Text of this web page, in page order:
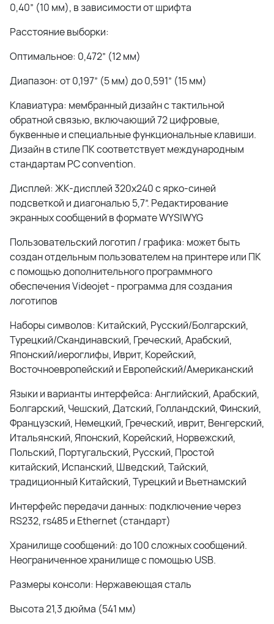
0,40” (10 мм), в зависимости от шрифта
Расстояние выборки:
Оптимальное: 0,472” (12 мм)
Диапазон: от 0,197” (5 мм) до 0,591” (15 мм)
Клавиатура: мембранный дизайн с тактильной
обратной связью, включающий 72 цифровые,
буквенные и специальные функциональные клавиши.
Дизайн в стиле ПК соответствует международным
стандартам PC convention.
Дисплей: ЖК-дисплей 320x240 с ярко-синей
подсветкой и диагональю 5,7”. Редактирование
экранных сообщений в формате WYSIWYG
Пользовательский логотип / графика: может быть
создан отдельным пользователем на принтере или ПК
с помощью дополнительного программного
обеспечения Videojet - программа для создания
логотипов
Наборы символов: Китайский, Русский/Болгарский,
Турецкий/Скандинавский, Греческий, Арабский,
Японский/иероглифы, Иврит, Корейский,
Восточноевропейский и Европейский/Американский
Языки и варианты интерфейса: Английский, Арабский,
Болгарский, Чешский, Датский, Голландский, Финский,
Французский, Немецкий, Греческий, иврит, Венгерский,
Итальянский, Японский, Корейский, Норвежский,
Польский, Португальский, Русский, Простой
китайский, Испанский, Шведский, Тайский,
традиционный Китайский, Турецкий и Вьетнамский
Интерфейс передачи данных: подключение через
RS232, rs485 и Ethernet (стандарт)
Хранилище сообщений: до 100 сложных сообщений.
Неограниченное хранилище с помощью USB.
Размеры консоли: Нержавеющая сталь
Высота 21,3 дюйма (541 мм)